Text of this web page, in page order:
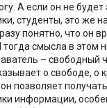
А если он не будет
студенты, это же
понятно, что он
смысла в этом
– свободный
о свободе, о
позволяет
информации,